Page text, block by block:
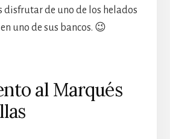
disfrutar de uno de los helados
uno de sus bancos. 😉
al Marqués